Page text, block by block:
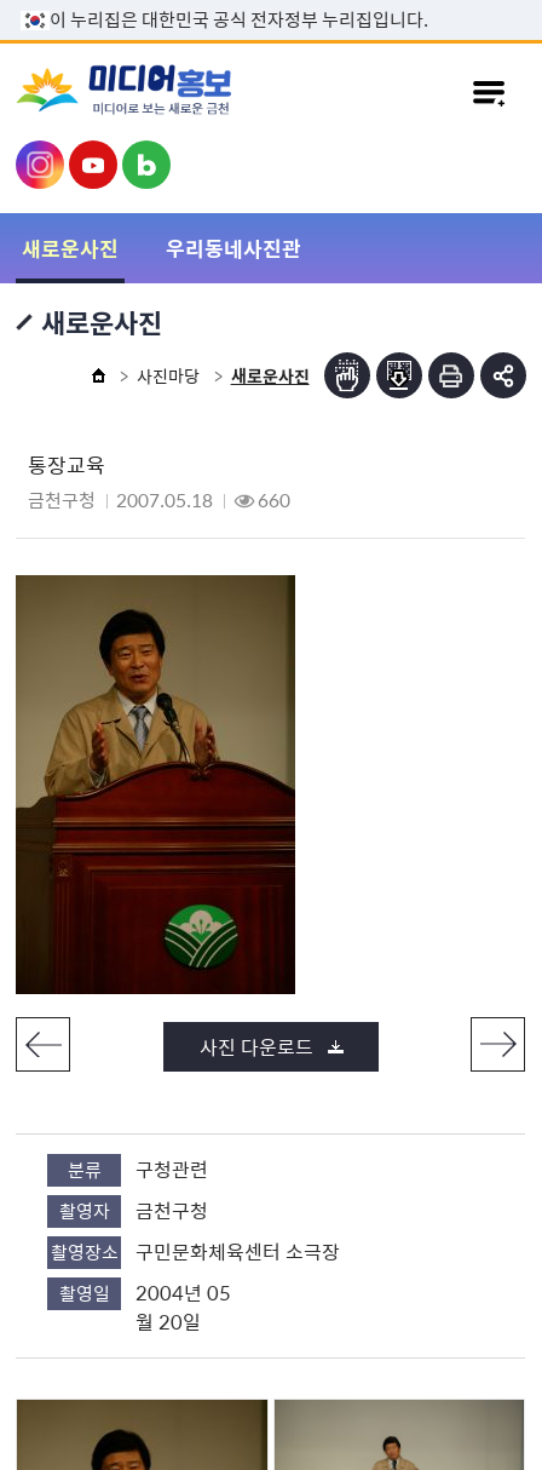
본문 바로가기
이 누리집은 대한민국 공식 전자정부 누리집입니다.
새로운사진 우리동네사진관
새로운사진
사진마당 새로운사진
통장교육
금천구청 2007.05.18 660
사진 다운로드
분류 구청관련
촬영자 금천구청
촬영장소 구민문화체육센터 소극장
촬영일
2004년 05
월 20일